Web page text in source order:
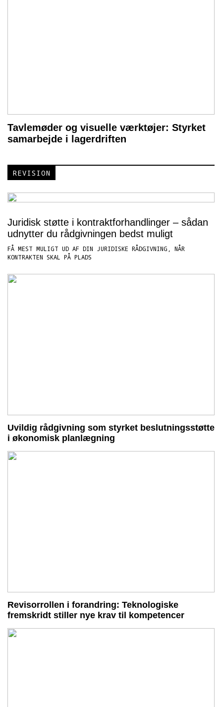
Tavlemøder og visuelle værktøjer: Styrket
samarbejde i lagerdriften
REVISION
Juridisk støtte i kontraktforhandlinger – sådan
udnytter du rådgivningen bedst muligt
FÅ MEST MULIGT UD AF DIN JURIDISKE RÅDGIVNING, NÅR
KONTRAKTEN SKAL PÅ PLADS
Uvildig rådgivning som styrket beslutningsstøtte
i økonomisk planlægning
Revisorrollen i forandring: Teknologiske
fremskridt stiller nye krav til kompetencer